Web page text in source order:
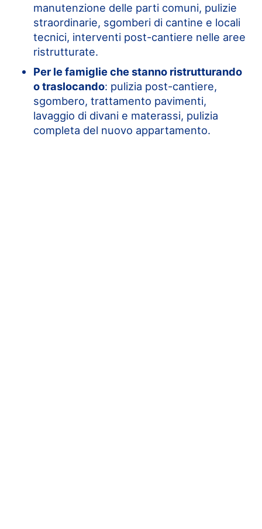
manutenzione delle parti comuni, pulizie
straordinarie, sgomberi di cantine e locali
tecnici, interventi post-cantiere nelle aree
ristrutturate.
Per le famiglie che stanno ristrutturando
o traslocando: pulizia post-cantiere,
sgombero, trattamento pavimenti,
lavaggio di divani e materassi, pulizia
completa del nuovo appartamento.